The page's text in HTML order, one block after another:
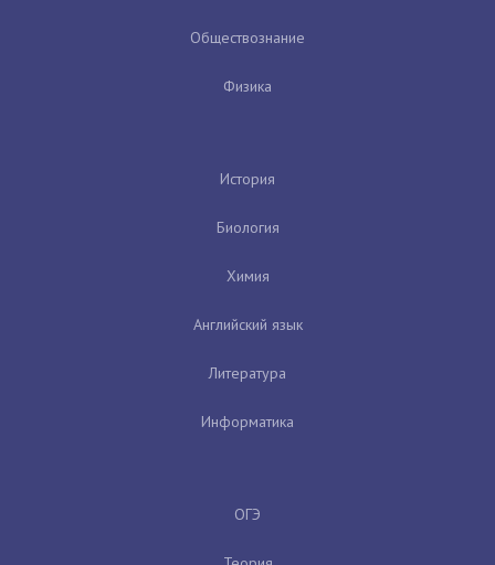
Обществознание
Физика
История
Биология
Химия
Английский язык
Литература
Информатика
ОГЭ